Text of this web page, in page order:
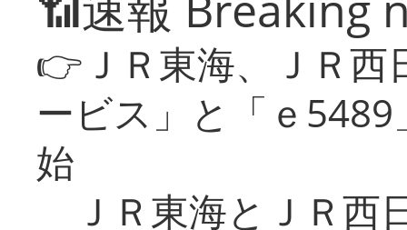
👉ＪＲ東海、ＪＲ
ービス」と「ｅ
始
ＪＲ東海とＪＲ西